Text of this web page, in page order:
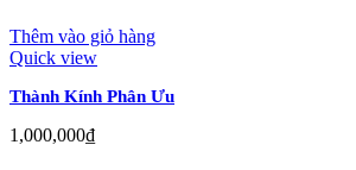
Thêm vào giỏ hàng
Quick view
Thành Kính Phân Ưu
1,000,000₫